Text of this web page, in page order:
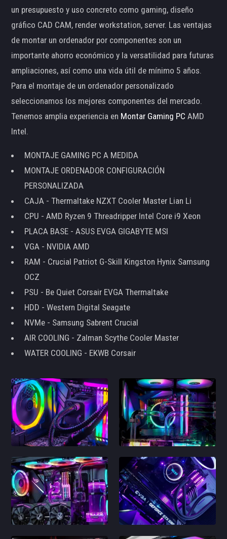
un presupuesto y uso concreto como gaming, diseño
gráfico CAD CAM, render workstation, server. Las ventajas
de montar un ordenador por componentes son un
importante ahorro económico y la versatilidad para futuras
ampliaciones, así como una vida útil de mínimo 5 años.
Para el montaje de un ordenador personalizado
seleccionamos los mejores componentes del mercado.
Tenemos amplia experiencia en Montar Gaming PC AMD
Intel.
MONTAJE GAMING PC A MEDIDA
MONTAJE ORDENADOR CONFIGURACIÓN
PERSONALIZADA
CAJA - Thermaltake NZXT Cooler Master Lian Li
CPU - AMD Ryzen 9 Threadripper Intel Core i9 Xeon
PLACA BASE - ASUS EVGA GIGABYTE MSI
VGA - NVIDIA AMD
RAM - Crucial Patriot G-Skill Kingston Hynix Samsung
OCZ
PSU - Be Quiet Corsair EVGA Thermaltake
HDD - Western Digital Seagate
NVMe - Samsung Sabrent Crucial
AIR COOLING - Zalman Scythe Cooler Master
WATER COOLING - EKWB Corsair